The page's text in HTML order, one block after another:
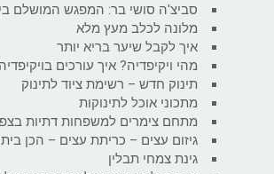
סביצ'ה סושי בר: המפגש המושלם
מלונה לכלב מעץ מלא
איך לקבל שיער בריא יותר
מהי ויקיפדיה? איך עורכים
תינוק חדש – רשימת ציוד לתינוק
מתכוני אוכל לתינוקות
מתחם צימרים למשפחות דתיות
גיזום עצים – כריתת עצים – הכן
גינת צמחי תבלין